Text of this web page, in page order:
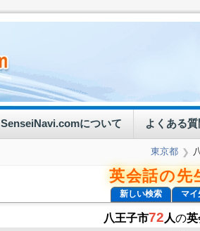
SenseiNavi.comについて よくある質
東京都 ❯
英会話の先
新しい検索 マ
八王子市72 人の英